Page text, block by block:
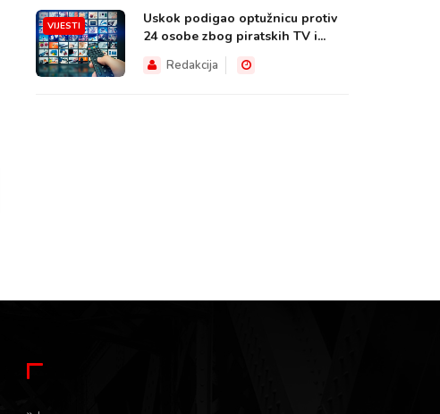
VIJESTI
Uskok podigao optužnicu protiv
24 osobe zbog piratskih TV i...
Redakcija